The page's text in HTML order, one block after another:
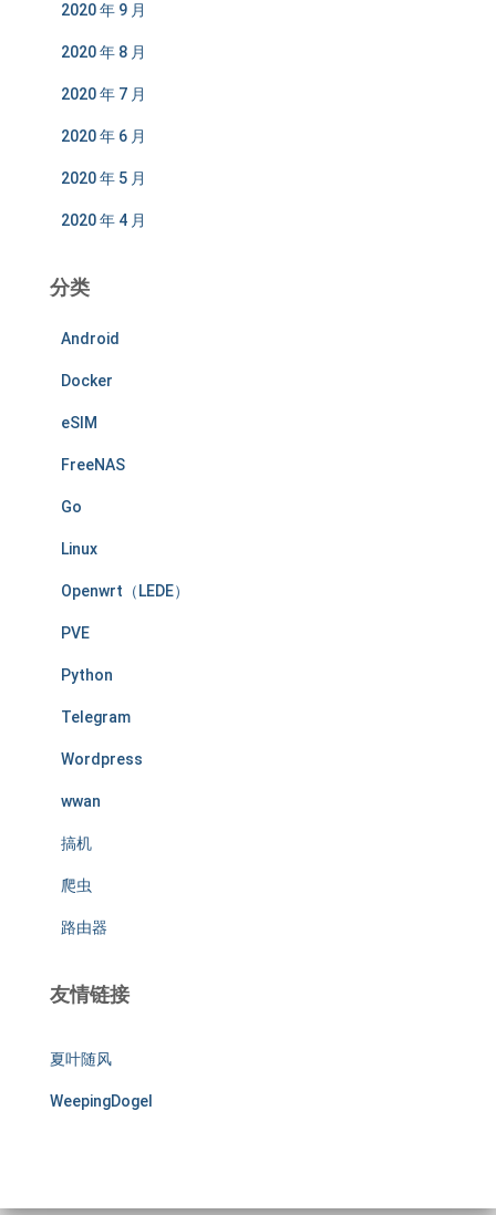
2020 年 9 月
2020 年 8 月
2020 年 7 月
2020 年 6 月
2020 年 5 月
2020 年 4 月
分类
Android
Docker
eSIM
FreeNAS
Go
Linux
Openwrt（LEDE）
PVE
Python
Telegram
Wordpress
wwan
搞机
爬虫
路由器
友情链接
夏叶随风
WeepingDogel